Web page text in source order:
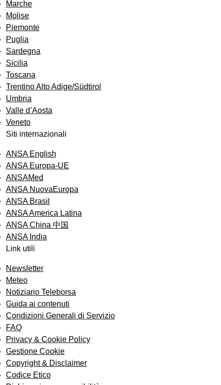
Marche
Molise
Piemonte
Puglia
Sardegna
Sicilia
Toscana
Trentino Alto Adige/Südtirol
Umbria
Valle d’Aosta
Veneto
Siti internazionali
ANSA English
ANSA Europa-UE
ANSAMed
ANSA NuovaEuropa
ANSA Brasil
ANSA America Latina
ANSA China 中国
ANSA India
Link utili
Newsletter
Meteo
Notiziario Teleborsa
Guida ai contenuti
Condizioni Generali di Servizio
FAQ
Privacy & Cookie Policy
Gestione Cookie
Copyright & Disclaimer
Codice Etico